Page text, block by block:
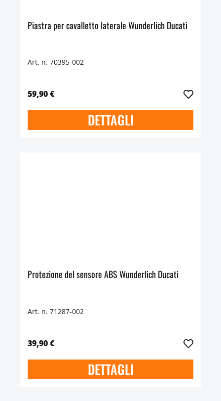
Piastra per cavalletto laterale Wunderlich Ducati
Art. n. 70395-002
59,90 €
DETTAGLI
Protezione del sensore ABS Wunderlich Ducati
Art. n. 71287-002
39,90 €
DETTAGLI